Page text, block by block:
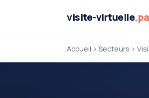
visite-virtuelle
Accueil › Secteurs ›